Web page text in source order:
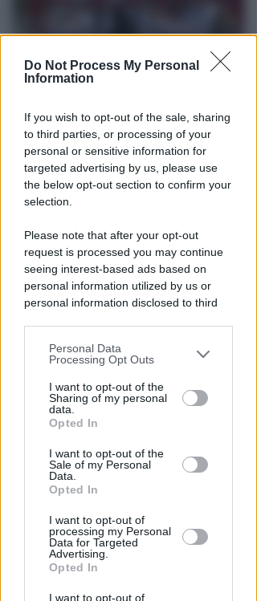
Do Not Process My Personal
Information
If you wish to opt-out of the sale, sharing
to third parties, or processing of your
personal or sensitive information for
targeted advertising by us, please use
the below opt-out section to confirm your
selection.
Please note that after your opt-out
request is processed you may continue
seeing interest-based ads based on
personal information utilized by us or
personal information disclosed to third
You may separately opt-out of the further
disclosure of your personal information
by third parties on the IAB’s list of
downstream participants.
by us to third parties on the IAB’s List of
Downstream Participants that may
further disclose it to other third parties.
Personal Data
Processing Opt Outs
I want to opt-out of the
Sharing of my personal
data.
Opted In
I want to opt-out of the
Sale of my Personal
Data.
Opted In
I want to opt-out of
processing my Personal
Data for Targeted
Advertising.
Opted In
I want to opt-out of
DOPO I RECENTI EPISODI
Sicurezza a Riccione. Il M5S:
serve confronto politico serio e
non scaricabarile
diRedazione
VOLLEY B MASCHILE
Prime Cleaning Riccione: Evis
Dishani confermato
Icaro Sport